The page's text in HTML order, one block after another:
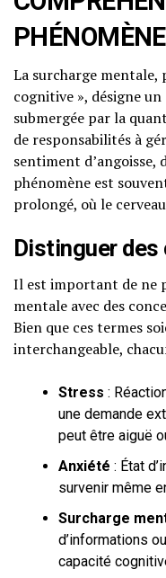
PHÉNOMÈNE
La surcharge mentale,
cognitive », désigne
submergée par la
de responsabilités à
sentiment d’angoisse,
phénomène est
prolongé, où le
Distinguer
Il est important de ne
mentale avec des
Bien que ces termes
interchangeable,
Stress :
une demande
peut être aiguë
Anxiété : État
survenir même
Surcharge
d’informations
capacité